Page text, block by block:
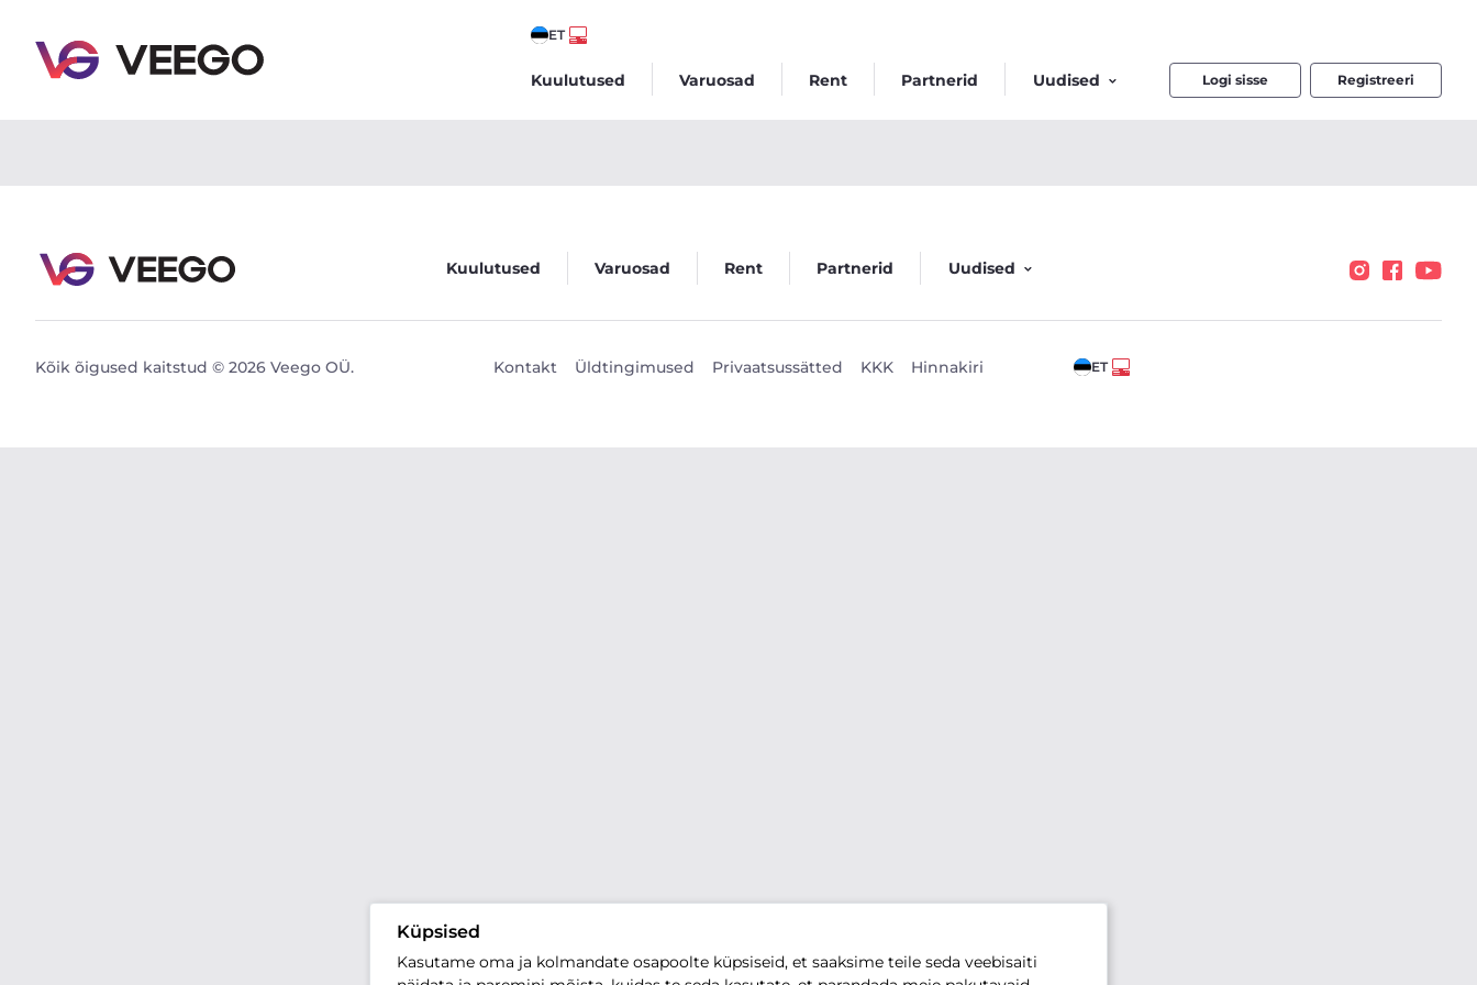
ET
Kuulutused Varuosad Rent Partnerid Uudised Logi sisse Registreeri
Küpsised
Kasutame oma ja kolmandate osapoolte küpsiseid, et saaksime teile seda veebisaiti
Kuulutused Varuosad Rent Partnerid Uudised
Kõik õigused kaitstud © 2026 Veego OÜ. Kontakt Üldtingimused Privaatsussätted KKK Hinnakiri ET